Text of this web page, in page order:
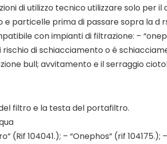
di utilizzo tecnico utilizzare solo per
particelle prima di passare sopra la d
con impianti di filtrazione: –
di schiacciamento o é
bull; avvitamento e il serraggio
filtro e la testa del portafiltro.
104041.); – “Onephos” (rif 104175.);